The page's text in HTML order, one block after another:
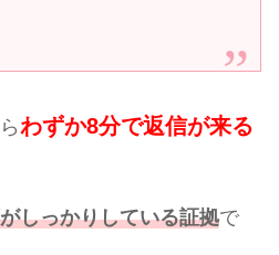
わずか8分で返信が来る
しっかりしている証拠で